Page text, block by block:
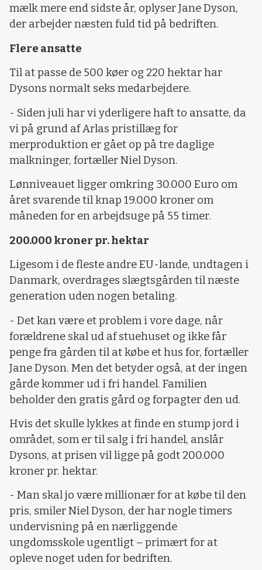
mælk mere end sidste år, oplyser Jane Dyson,
der arbejder næsten fuld tid på bedriften.
Flere ansatte
Til at passe de 500 køer og 220 hektar har
Dysons normalt seks medarbejdere.
- Siden juli har vi yderligere haft to ansatte, da
vi på grund af Arlas pristillæg for
merproduktion er gået op på tre daglige
malkninger, fortæller Niel Dyson.
Lønniveauet ligger omkring 30.000 Euro om
året svarende til knap 19.000 kroner om
måneden for en arbejdsuge på 55 timer.
200.000 kroner pr. hektar
Ligesom i de fleste andre EU-lande, undtagen i
Danmark, overdrages slægtsgården til næste
generation uden nogen betaling.
- Det kan være et problem i vore dage, når
forældrene skal ud af stuehuset og ikke får
penge fra gården til at købe et hus for, fortæller
Jane Dyson. Men det betyder også, at der ingen
gårde kommer ud i fri handel. Familien
beholder den gratis gård og forpagter den ud.
Hvis det skulle lykkes at finde en stump jord i
området, som er til salg i fri handel, anslår
Dysons, at prisen vil ligge på godt 200.000
kroner pr. hektar.
- Man skal jo være millionær for at købe til den
pris, smiler Niel Dyson, der har nogle timers
undervisning på en nærliggende
ungdomsskole ugentligt – primært for at
opleve noget uden for bedriften.